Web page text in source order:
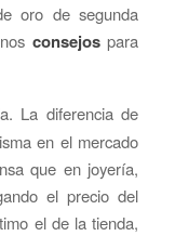
oro de segunda
consejospara
La diferencia de
en el mercado
que en joyería,
el precio del
el de la tienda,